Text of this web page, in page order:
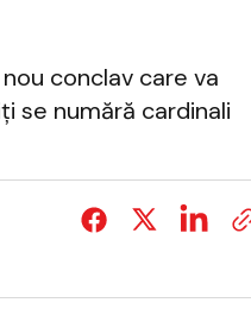
conclav care va
se numără cardinali